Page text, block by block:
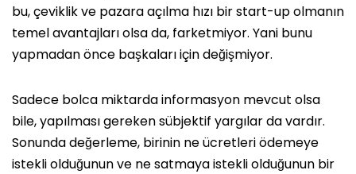
bu, çeviklik ve pazara açılma hızı bir start-up olmanın
temel avantajları olsa da, farketmiyor. Yani bunu
yapmadan önce başkaları için değişmiyor.
Sadece bolca miktarda informasyon mevcut olsa
bile, yapılması gereken sübjektif yargılar da vardır.
Sonunda değerleme, birinin ne ücretleri ödemeye
istekli olduğunun ve ne satmaya istekli olduğunun bir